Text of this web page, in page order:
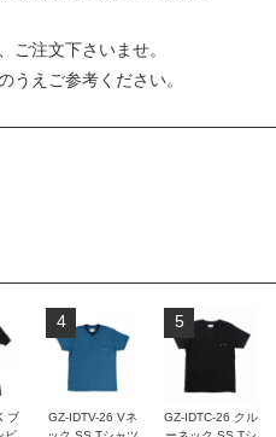
ご注文下さいませ。
うえご参考ください。
ブ
4
GZ-IDTV-26 Vネ
5
GZ-IDTC-26 クル